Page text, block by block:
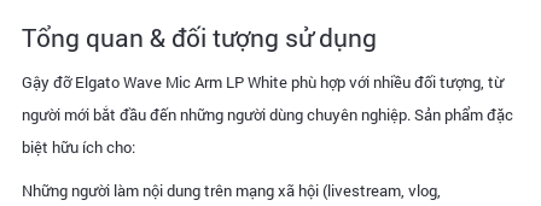
Tổng quan & đối tượng sử dụng
Gậy đỡ Elgato Wave Mic Arm LP White phù hợp với nhiều đối tượng, từ
người mới bắt đầu đến những người dùng chuyên nghiệp. Sản phẩm đặc
biệt hữu ích cho:
Những người làm nội dung trên mạng xã hội (livestream, vlog,